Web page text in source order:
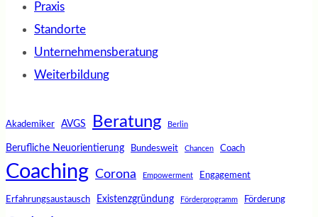
Praxis
Standorte
Unternehmensberatung
Weiterbildung
Akademiker AVGS Beratung Berlin
Berufliche Neuorientierung Bundesweit Chancen Coach
Coaching Corona Empowerment Engagement
Erfahrungsaustausch Existenzgründung Förderprogramm Förderung